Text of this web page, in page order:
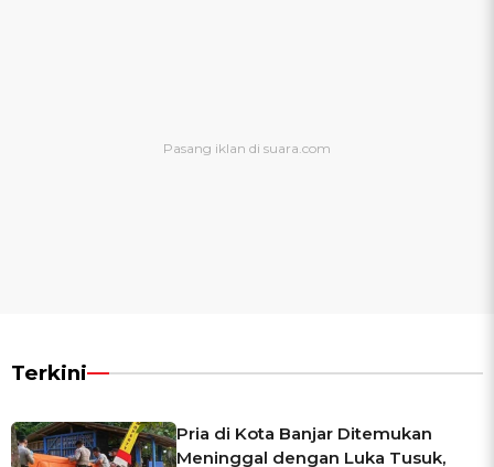
Terkini
Pria di Kota Banjar Ditemukan
Meninggal dengan Luka Tusuk,